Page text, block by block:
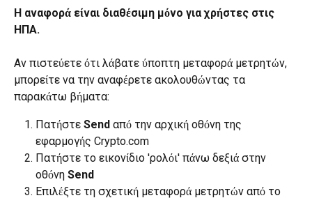
Η αναφορά είναι διαθέσιμη μόνο για χρήστες στις
ΗΠΑ.
Αν πιστεύετε ότι λάβατε ύποπτη μεταφορά μετρητών,
μπορείτε να την αναφέρετε ακολουθώντας τα
παρακάτω βήματα:
Πατήστε Send από την αρχική οθόνη της
εφαρμογής Crypto.com
Πατήστε το εικονίδιο 'ρολόι' πάνω δεξιά στην
οθόνη Send
Επιλέξτε τη σχετική μεταφορά μετρητών από το